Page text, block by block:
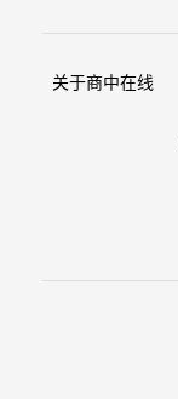
关于商中在线